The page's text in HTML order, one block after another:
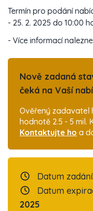
Termín pro podání
- 25. 2. 2025 do 10:00
- Více informací
Nově zadaná
čeká na Vaší
Ověřený zadavatel
hodnotě 2.5 - 5 mil.
Kontaktujte ho a
Datum zadání:
Datum
2025